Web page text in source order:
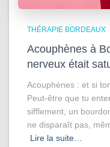
THÉRAPIE BORDEAUX
Acouphènes à
nerveux était
Acouphènes : et si
Peut-être que tu
sifflement, un
ne disparaît pas,
Lire la suite…